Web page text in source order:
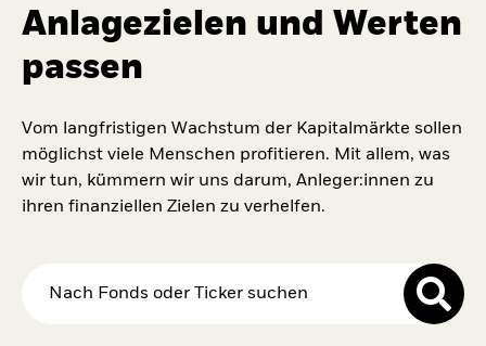
Anlagezielen und Werten
passen
Vom langfristigen Wachstum der Kapitalmärkte sollen
möglichst viele Menschen profitieren. Mit allem, was
wir tun, kümmern wir uns darum, Anleger:innen zu
ihren finanziellen Zielen zu verhelfen.